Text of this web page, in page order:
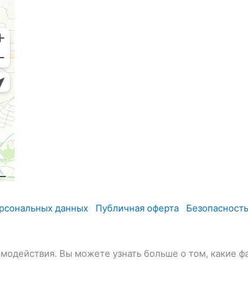
данных Публичная оферта
Вы можете узнать больше о том, какие